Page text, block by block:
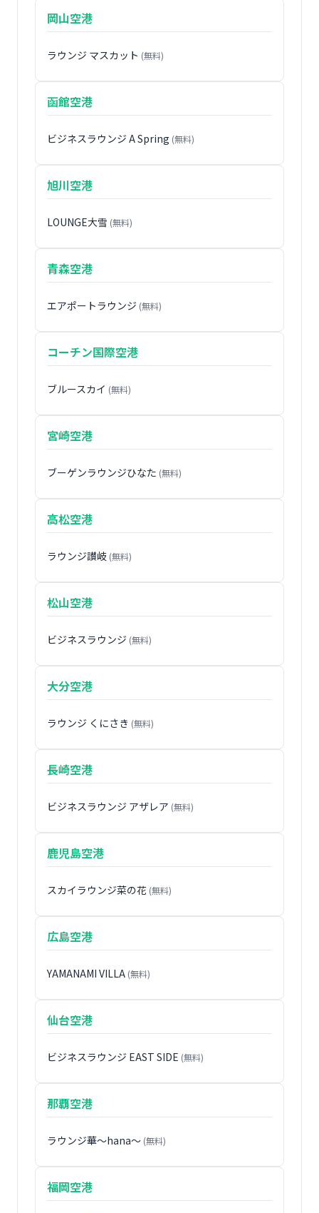
岡山空港
ラウンジ マスカット (無料)
函館空港
ビジネスラウンジ A Spring (無料)
旭川空港
LOUNGE大雪 (無料)
青森空港
エアポートラウンジ (無料)
コーチン国際空港
ブルースカイ (無料)
宮崎空港
ブーゲンラウンジひなた (無料)
高松空港
ラウンジ讃岐 (無料)
松山空港
ビジネスラウンジ (無料)
大分空港
ラウンジ くにさき (無料)
長崎空港
ビジネスラウンジ アザレア (無料)
鹿児島空港
スカイラウンジ菜の花 (無料)
広島空港
YAMANAMI VILLA (無料)
仙台空港
ビジネスラウンジ EAST SIDE (無料)
那覇空港
ラウンジ華〜hana〜 (無料)
福岡空港